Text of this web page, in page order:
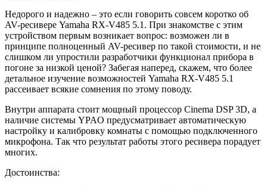
Недорого и надежно – это если говорить совсем коротко об
AV-ресивере Yamaha RX-V485 5.1. При знакомстве с этим
устройством первым возникает вопрос: возможен ли в
принципе полноценный AV-ресивер по такой стоимости, и не
слишком ли упростили разработчики функционал прибора в
погоне за низкой ценой? Забегая наперед, скажем, что более
детальное изучение возможностей Yamaha RX-V485 5.1
рассеивает всякие сомнения по этому поводу.
Внутри аппарата стоит мощный процессор Cinema DSP 3D, а
наличие системы YPAO предусматривает автоматическую
настройку и калибровку комнаты с помощью подключенного
микрофона. Так что результат работы этого ресивера порадует
многих.
Достоинства: